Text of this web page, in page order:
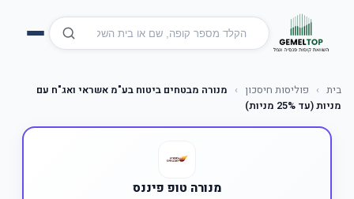
בית › פוליסות חיסכון ›
מנורה מבטחים ביטוח בע"מ אשראי ואג"ח עם
מניות (עד 25% מניות)
מנורה טופ פיננס